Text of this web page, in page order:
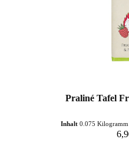
Praliné Tafel
Inhalt0.075